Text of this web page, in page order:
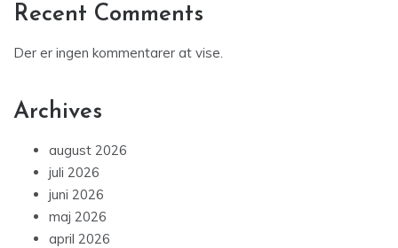
Recent Comments
Der er ingen kommentarer at vise.
Archives
august 2026
juli 2026
juni 2026
maj 2026
april 2026